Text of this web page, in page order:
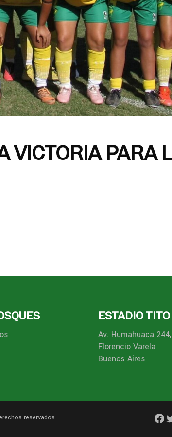
VICTORIA PARA
ESTADIO
Av. Humahuaca
Florencio Varela
Buenos Aires
reservados.